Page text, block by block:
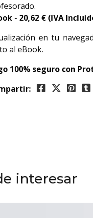
- 20,62 € (IVA
en tu
al eBook.
100% seguro con
interesar